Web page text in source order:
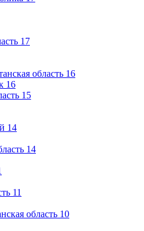
17
область 16
16
15
14
14
11
область 10